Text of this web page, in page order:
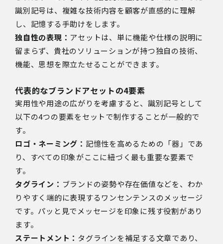
識別記号は、複雑な技術内容を顧客が直感的に理解
し、記憶する手助けをします。
独自性の表現： アセットは、単に機能や仕様の説明に
留まらず、貴社のソリューションが持つ独自の技術、
機能、思想を際立たせることができます。
代表的なブランドアセットの4要素
実用性や用途の広がりを考慮すると、識別記号として
以下の4つの要素をセットで制作することが一般的で
す。
ロゴ・ネーミング： 記憶性を高めるための「器」であ
り、すべての印象がここに紐づく最も重要な要素で
す。
タグライン： ブランドの姿勢や存在価値などを、わか
りやすく端的に表現するワンセンテンスのメッセージ
です。パッと見でメッセージを印象に残す役割があり
ます。
ステートメント： タグラインを補足する文章であり、